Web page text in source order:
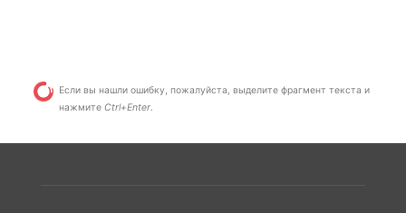
Если вы нашли ошибку, пожалуйста, выделите фрагмент текста и
нажмите Ctrl+Enter.